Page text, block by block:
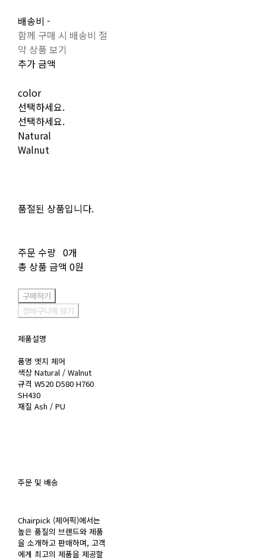
배송비 -
함께 구매 시 배송비 절
약 상품 보기
추가 금액
color
선택하세요.
선택하세요.
Natural
Walnut
품절된 상품입니다.
주문 수량 0개
총 상품 금액 0원
구매하기
장바구니에 담기
제품설명
품명 엣지 체어
색상 Natural / Walnut
규격 W520 D580 H760
SH430
재질 Ash / PU
주문 및 배송
Chairpick (체어픽)에서는
높은 품질의 브랜드와 제품
을 소개하고 판매하며, 고객
에게 최고의 제품을 제공할